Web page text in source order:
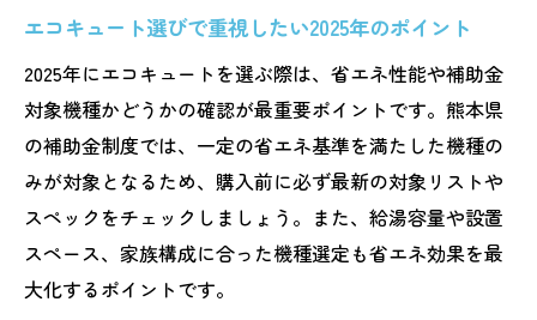
エコキュート選びで重視したい2025年のポイント
2025年にエコキュートを選ぶ際は、省エネ性能や補助金
対象機種かどうかの確認が最重要ポイントです。熊本県
の補助金制度では、一定の省エネ基準を満たした機種の
みが対象となるため、購入前に必ず最新の対象リストや
スペックをチェックしましょう。また、給湯容量や設置
スペース、家族構成に合った機種選定も省エネ効果を最
大化するポイントです。